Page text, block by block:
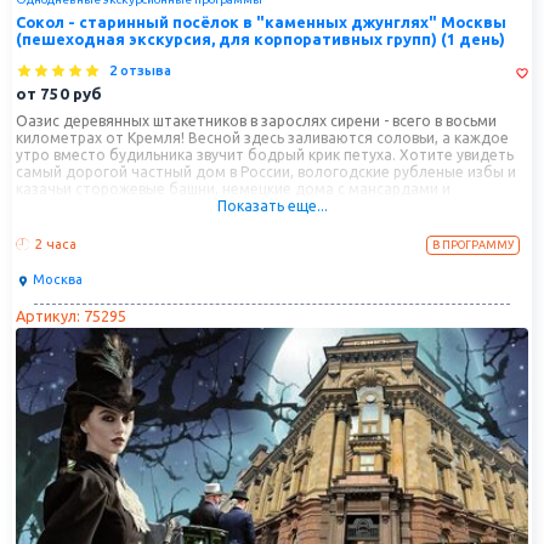
Сокол - старинный посёлок в "каменных джунглях" Москвы
(пешеходная экскурсия, для корпоративных групп) (1 день)
2 отзыва
от 750 руб
Оазис деревянных штакетников в зарослях сирени - всего в восьми
километрах от Кремля! Весной здесь заливаются соловьи, а каждое
утро вместо будильника звучит бодрый крик петуха. Хотите увидеть
самый дорогой частный дом в России, вологодские рубленые избы и
казачьи сторожевые башни, немецкие дома с мансардами и
английские коттеджи посреди мегаполиса – добро пожаловать в
проектировали лучшие сталинские архитекторы по замыслам
Показать еще...
2 часа В ПРОГРАММУ
Москва
Артикул: 75295